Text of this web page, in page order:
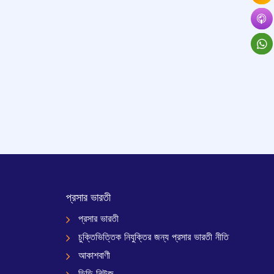
প্রসার ভারতী
প্রসার ভারতী
চুক্তিভিত্তিক নিযুক্তির জন্য প্রসার ভারতী নীতি
আকাশবাণী